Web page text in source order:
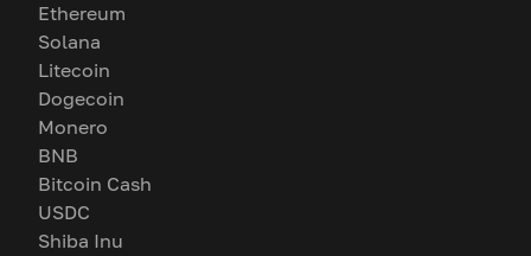
Ethereum
Solana
Litecoin
Dogecoin
Monero
BNB
Bitcoin Cash
USDC
Shiba Inu